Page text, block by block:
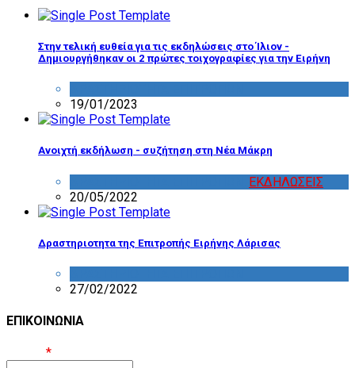
Στην τελική ευθεία για τις εκδηλώσεις στο Ίλιον -
Δημιουργήθηκαν οι 2 πρώτες τοιχογραφίες για την Ειρήνη
19/01/2023
Ανοιχτή εκδήλωση - συζήτηση στη Νέα Μάκρη
ΕΚΔΗΛΩΣΕΙΣ
20/05/2022
Δραστηριοτητα της Επιτροπής Ειρήνης Λάρισας
27/02/2022
ΕΠΙΚΟΙΝΩΝΙΑ
*